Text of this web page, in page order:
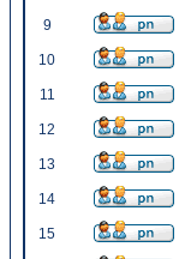
9
10
11
12
13
14
15